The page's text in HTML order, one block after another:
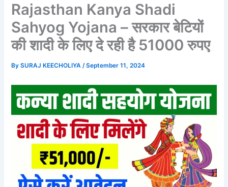
Rajasthan Kanya Shadi
Sahyog Yojana – सरकार बेटियों
की शादी के लिए दे रही है 51000 रुपए
BySURAJ KEECHOLIYA/September 11, 2024